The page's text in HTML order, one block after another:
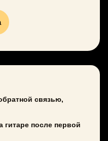
связью,
гитаре после первой